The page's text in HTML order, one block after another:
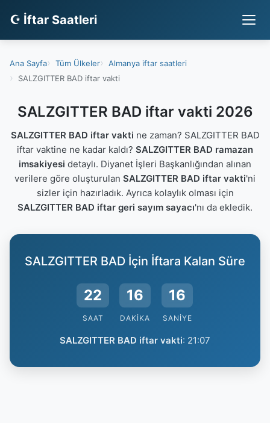
☪ İftar Saatleri
Ana Sayfa Tüm Ülkeler
Almanya iftar saatleri
SALZGITTER BAD iftar vakti
SALZGITTER BAD iftar vakti 2026
SALZGITTER BAD iftar vakti ne zaman? SALZGITTER BAD
iftar vaktine ne kadar kaldı? SALZGITTER BAD ramazan
imsakiyesi detaylı. Diyanet İşleri Başkanlığından alınan
verilere göre oluşturulan SALZGITTER BAD iftar vakti'ni
sizler için hazırladık. Ayrıca kolaylık olması için
SALZGITTER BAD iftar geri sayım sayacı'nı da ekledik.
SALZGITTER BAD İçin İftara Kalan Süre
22
SAAT
16
DAKIKA
16
SANIYE
SALZGITTER BAD iftar vakti: 21:07